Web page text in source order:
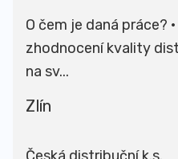
O čem je daná práce?
zhodnocení kvality
na sv...
Zlín